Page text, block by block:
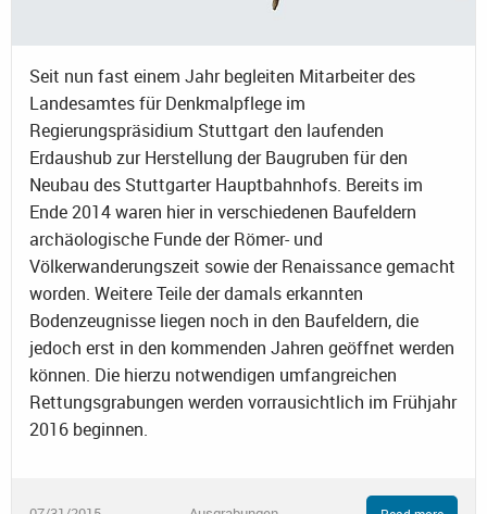
Seit nun fast einem Jahr begleiten Mitarbeiter des
Landesamtes für Denkmalpflege im
Regierungspräsidium Stuttgart den laufenden
Erdaushub zur Herstellung der Baugruben für den
Neubau des Stuttgarter Hauptbahnhofs. Bereits im
Ende 2014 waren hier in verschiedenen Baufeldern
archäologische Funde der Römer- und
Völkerwanderungszeit sowie der Renaissance gemacht
worden. Weitere Teile der damals erkannten
Bodenzeugnisse liegen noch in den Baufeldern, die
jedoch erst in den kommenden Jahren geöffnet werden
können. Die hierzu notwendigen umfangreichen
Rettungsgrabungen werden vorrausichtlich im Frühjahr
2016 beginnen.